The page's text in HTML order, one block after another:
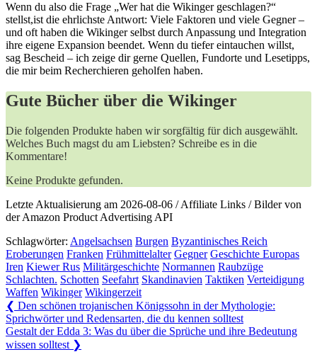
Wenn du also die‌ Frage ‌„Wer hat die Wikinger ​geschlagen?“
‌stellst,ist die ‍ehrlichste Antwort: Viele Faktoren und viele ​Gegner –
und oft haben die Wikinger selbst durch Anpassung und Integration
‍ihre ‍eigene Expansion beendet. Wenn ​du tiefer⁣ eintauchen ⁢willst,‍
sag Bescheid – ich zeige dir​ gerne Quellen, Fundorte ‌und Lesetipps,
die mir beim⁢ Recherchieren ‌geholfen haben.
Gute Bücher über die Wikinger
Die folgenden Produkte haben wir sorgfältig für dich ausgewählt.
Welches Buch magst du am Liebsten? Schreibe es in die
Kommentare!
Keine Produkte gefunden.
Letzte Aktualisierung am 2026-08-06 / Affiliate Links / Bilder von
der Amazon Product Advertising API
Schlagwörter: Angelsachsen Burgen Byzantinisches Reich
Eroberungen Franken Frühmittelalter Gegner Geschichte Europas
Iren Kiewer Rus Militärgeschichte Normannen Raubzüge
Schlachten. Schotten Seefahrt Skandinavien Taktiken Verteidigung
Waffen Wikinger Wikingerzeit
Beitragsnavigation
❮ Previous
Post:
Den schönen trojanischen Königssohn in der Mythologie:
Sprichwörter und Redensarten, die du kennen solltest
Next
Post:
Gestalt der Edda 3: Was du über die Sprüche und ihre Bedeutung
wissen solltest ❯